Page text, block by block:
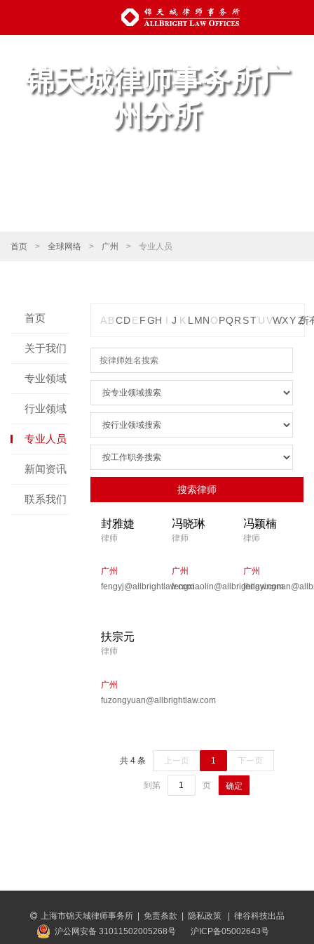
锦天城律师事务所广
州分所
首页 > 全球网络 > 广州 > 专业人员
首页
关于我们
专业领域
行业领域
专业人员
新闻资讯
联系我们
ABCDE FGH I J K L MNOPQR STUVWXYZ
所
封雅婕
律师
广州
fengyj@allbrightlaw.com
冯晓琳
律师
广州
fengxiaolin@allbrightlaw.com
冯颖楠
律师
广州
扶宗元
律师
广州
fuzongyuan@allbrightlaw.com
共 4 条 上一页 1 下一页
到第 页 确定
上海市锦天城律师事务所 | 免责条款 | 隐私政策 | 律谷科技出品
沪公网安备 31011502005268号
沪ICP备05002643号